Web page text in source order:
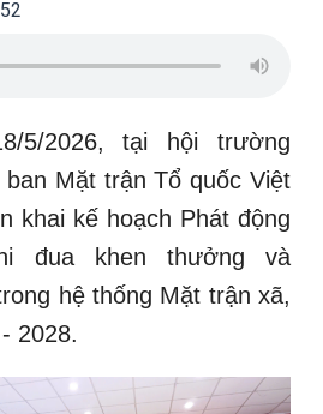
5/2026, tại hội trường
Mặt trận Tổ quốc Việt
khai kế hoạch Phát động
đua khen thưởng và
hệ thống Mặt trận xã,
2028.